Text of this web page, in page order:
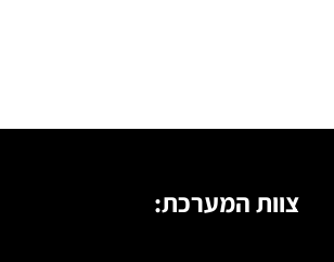
צוות המערכת: